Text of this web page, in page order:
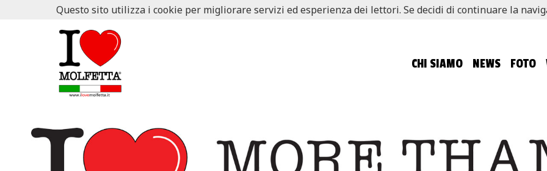
CHI SIAMO NEWS FOTO
Questo sito utilizza i cookie per migliorare servizi ed esperienza dei lettori. Se decidi di continuare la